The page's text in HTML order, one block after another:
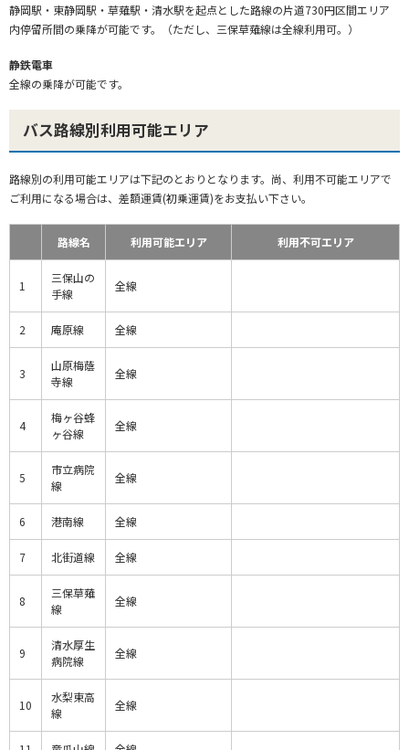
静岡駅・東静岡駅・草薙駅・清水駅を起点とした路線の片道730円区間エリア
内停留所間の乗降が可能です。（ただし、三保草薙線は全線利用可。）
静鉄電車
全線の乗降が可能です。
バス路線別利用可能エリア
路線別の利用可能エリアは下記のとおりとなります。尚、利用不可能エリアで
ご利用になる場合は、差額運賃(初乗運賃)をお支払い下さい。
路線名 利用可能エリア 利用不可エリア
1
三保山の
手線
全線
2 庵原線 全線
3
山原梅蔭
寺線
全線
4
梅ヶ谷蜂
ヶ谷線
全線
5
市立病院
線
全線
6 港南線 全線
7 北街道線 全線
8
三保草薙
線
全線
9
清水厚生
病院線
全線
10
水梨東高
線
全線